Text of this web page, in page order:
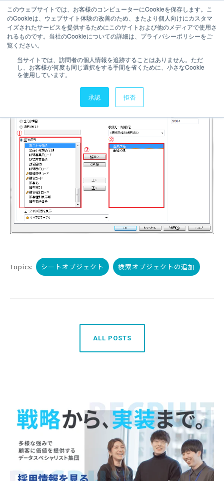
このウェブサイトでは、お客様のコンピューターにCookieを保存します。こ
のCookieは、ウェブサイト体験の改善のため、またより個人向けにカスタマ
イズされたサービスを提供するためにこのサイトおよび他のメディアで使用さ
れるものです。当社のCookieについての詳細は、プライバシーポリシーをご
覧ください。
当サイトでは、訪問者の個人情報を追跡することはありません。ただ
し、お客様が何度も同じ選択をする手間を省くために、小さなCookie
を使用しています。
承認 拒否
お問い合わせ
1分で読むことができます。
【QlikView】検索オブジェク
トの追加
Topics: シートオブジェクト 検索オブジェクトの追加
ALL POSTS